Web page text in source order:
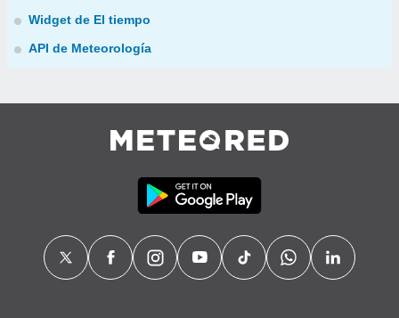
Widget de El tiempo
API de Meteorología